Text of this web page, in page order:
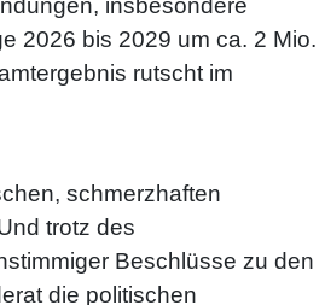
insbesondere
2026 bis 2029 um ca. 2 Mio.
rutscht im
schmerzhaften
trotz des
Beschlüsse zu den
die politischen